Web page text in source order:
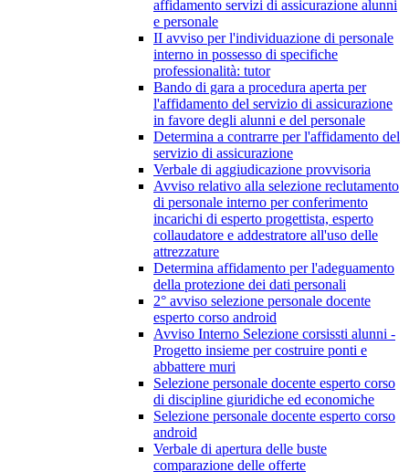
affidamento servizi di assicurazione alunni
e personale
II avviso per l'individuazione di personale
interno in possesso di specifiche
professionalità: tutor
Bando di gara a procedura aperta per
l'affidamento del servizio di assicurazione
in favore degli alunni e del personale
Determina a contrarre per l'affidamento del
servizio di assicurazione
Verbale di aggiudicazione provvisoria
Avviso relativo alla selezione reclutamento
di personale interno per conferimento
incarichi di esperto progettista, esperto
collaudatore e addestratore all'uso delle
attrezzature
Determina affidamento per l'adeguamento
della protezione dei dati personali
2° avviso selezione personale docente
esperto corso android
Avviso Interno Selezione corsissti alunni -
Progetto insieme per costruire ponti e
abbattere muri
Selezione personale docente esperto corso
di discipline giuridiche ed economiche
Selezione personale docente esperto corso
android
Verbale di apertura delle buste
comparazione delle offerte